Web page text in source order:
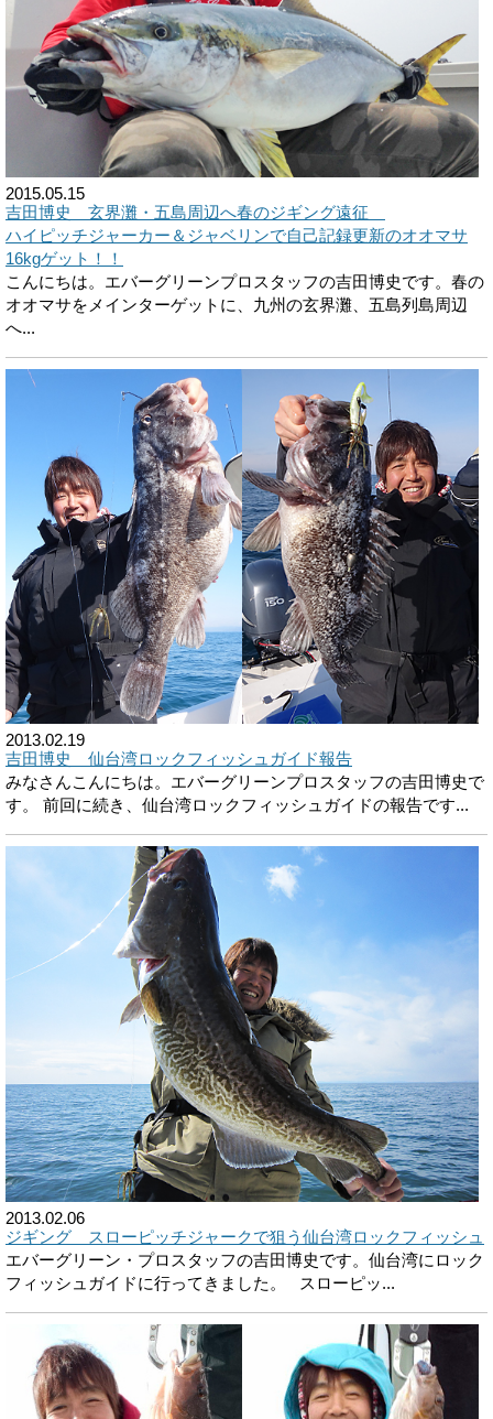
2015.05.15
吉田博史 玄界灘・五島周辺へ春のジギング遠征
ハイピッチジャーカー＆ジャベリンで自己記録更新のオオマサ
16kgゲット！！
こんにちは。エバーグリーンプロスタッフの吉田博史です。春の
オオマサをメインターゲットに、九州の玄界灘、五島列島周辺
へ...
2013.02.19
吉田博史 仙台湾ロックフィッシュガイド報告
みなさんこんにちは。エバーグリーンプロスタッフの吉田博史で
す。 前回に続き、仙台湾ロックフィッシュガイドの報告です...
2013.02.06
ジギング スローピッチジャークで狙う仙台湾ロックフィッシュ
エバーグリーン・プロスタッフの吉田博史です。仙台湾にロック
フィッシュガイドに行ってきました。 スローピッ...